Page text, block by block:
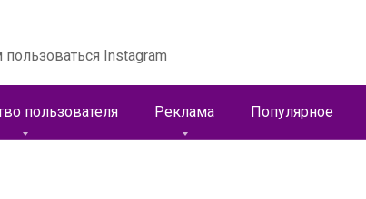
Instagram
пользователя Реклама Популярное